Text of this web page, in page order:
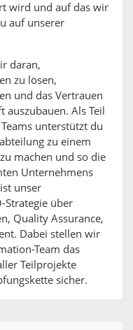
wird und auf das wir
auf unserer
daran,
zu lösen,
und das Vertrauen
Als Teil
unterstützt du
zu einem
machen und so die
Unternehmens
unser
Strategie über
Quality Assurance,
Dabei stellen wir
Team das
Teilprojekte
sicher.